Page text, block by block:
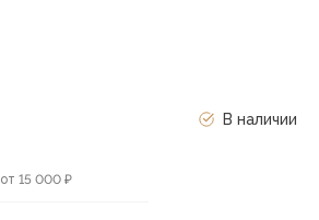
В наличии
от 15 000 ₽